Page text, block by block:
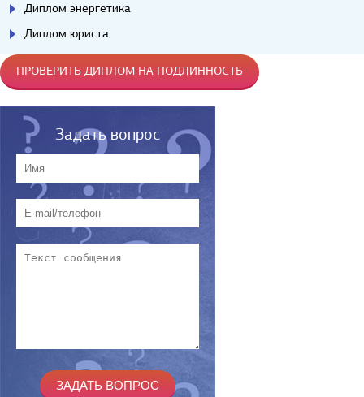
Диплом энергетика
Диплом юриста
ПРОВЕРИТЬ ДИПЛОМ НА ПОДЛИННОСТЬ
Задать вопрос